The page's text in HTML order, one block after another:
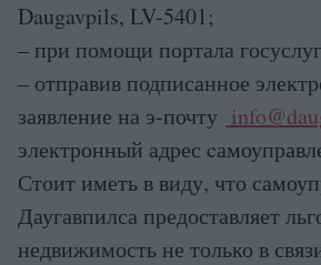
Daugavpils, LV-5401;
– при помощи портала госуслуг
– отправив подписанное
заявление на э-почту
электронный адрес
Стоит иметь в виду, что
Даугавпилса предоставляет
недвижимость не только в